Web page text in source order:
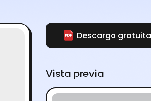
Descarga gratuita
Vista previa